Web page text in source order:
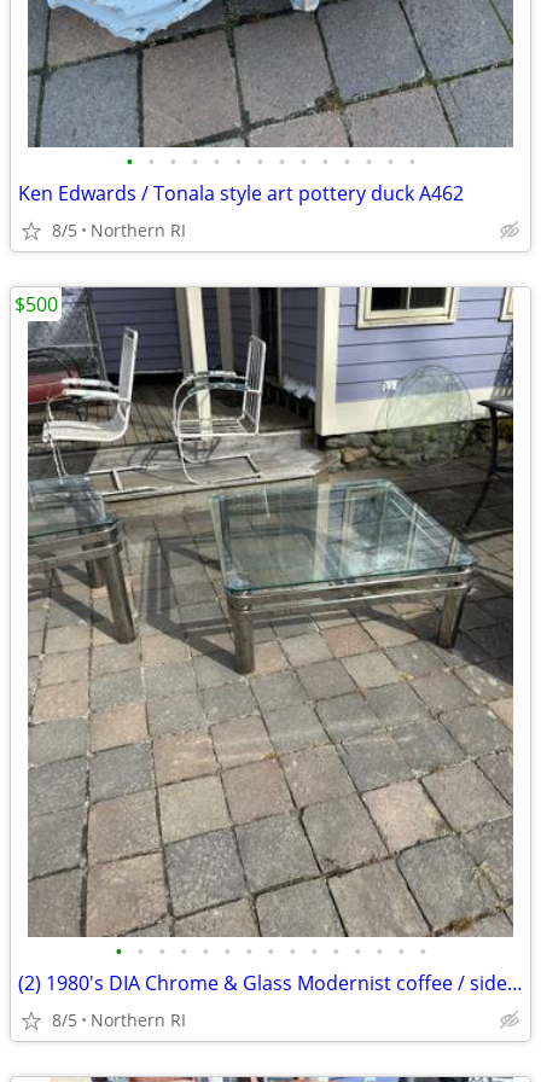
• • • • • • • • • • • • • •
Ken Edwards / Tonala style art pottery duck A462
8/5 Northern RI
• • • • • • • • • • • • • • •
(2) 1980's DIA Chrome & Glass Modernist coffee / side table B49
8/5 Northern RI
$500